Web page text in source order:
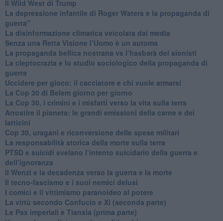
​Il Wild West di Trump
​La depressione infantile di Roger Waters e la propaganda di
guerra"
​La disinformazione climatica veicolata dai media
Senza una Retta Visione l’Uomo è un automa
​La propaganda bellica nostrana vs l’hasbarà dei sionisti
​La cleptocrazia e lo studio sociologico della propaganda di
guerra
​Uccidere per gioco: il cacciatore e chi vuole armarsi
​La Cop 30 di Belem giorno per giorno
La Cop 30, i crimini e i misfatti verso la vita sulla terra
Arrostire il pianeta: le grandi emissioni della carne e dei
latticini
​Cop 30, uragani e riconversione delle spese militari
La responsabilità storica della morte sulla terra
PTSD e suicidi svelano l’intento suicidario della guerra e
dell’ignoranza
Il Wenzi e la decadenza verso la guerra e la morte
​Il tecno-fascismo e i suoi nemici delusi
​I comici e il vittimismo paranoideo al potere
​La virtù secondo Confucio e Xi (seconda parte)
Le Pax imperiali e Tianxia (prima parte)